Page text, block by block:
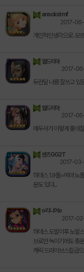
ansckstmf
2017-
개인적인생각으로. 모
엘드리아
2017-
듀란달 나름 잘쓰고 있
엘드리아
2017-
메두사가 이렇게 좋아
샌즈GG2T
2017-
하데스 1.9돌=에아 노
분도 있다...
o리니어o
2017-
하데스 도발이후 노말
브로만 녹이기에도 충
캐릭 드라이브스킬급